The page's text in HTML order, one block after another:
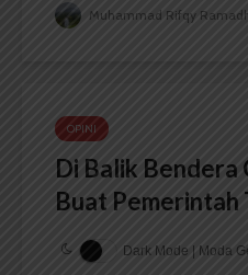
Muhammad Rifqy
OPINI
Di Balik Bendera
Buat Pemerintah
Dark Mode | Moda